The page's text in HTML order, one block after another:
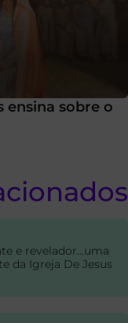
ensina sobre o
e revelador...uma
da Igreja De Jesus